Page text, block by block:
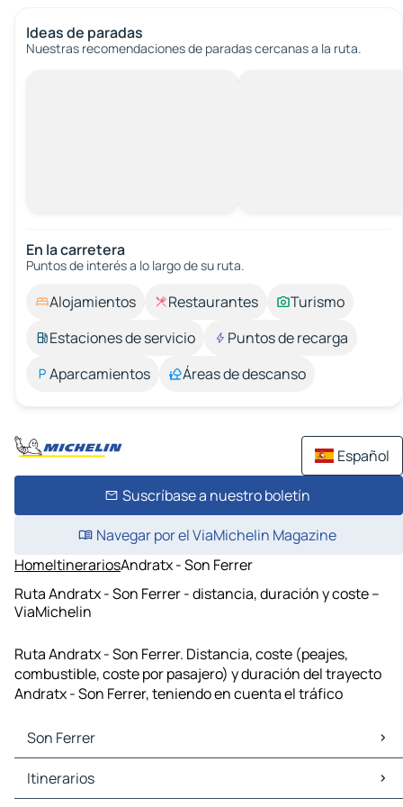
Ideas de paradas
Nuestras recomendaciones de paradas cercanas a la ruta.
En la carretera
Puntos de interés a lo largo de su ruta.
Alojamientos Restaurantes
Turismo
Estaciones de servicio
Puntos de recarga
Aparcamientos
Áreas de descanso
Español
Suscríbase a nuestro boletín
Navegar por el ViaMichelin Magazine
HomeItinerariosAndratx - Son Ferrer
Ruta Andratx - Son Ferrer - distancia, duración y coste –
ViaMichelin
Ruta Andratx - Son Ferrer. Distancia, coste (peajes,
combustible, coste por pasajero) y duración del trayecto
Andratx - Son Ferrer, teniendo en cuenta el tráfico
Son Ferrer
Son Ferrer Mapas Planos
Son Ferrer Trafico
Itinerarios